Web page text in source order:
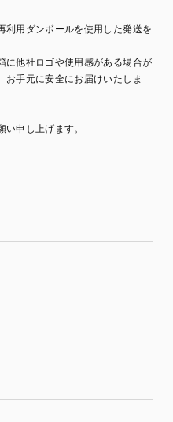
利用ダンボールを使用した発送を
に他社ロゴや使用感がある場合が
お手元に安全にお届けいたしま
申し上げます。